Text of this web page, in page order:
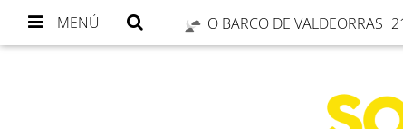
MENÚ O BARCO DE VALDEORRAS